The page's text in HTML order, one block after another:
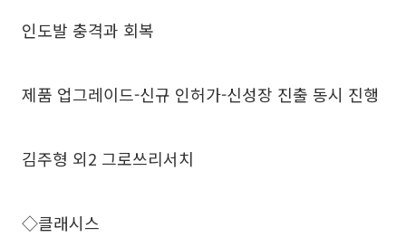
인도발 충격과 회복
제품 업그레이드-신규 인허가-신성장 진출 동시 진행
김주형 외2 그로쓰리서치
◇클래시스